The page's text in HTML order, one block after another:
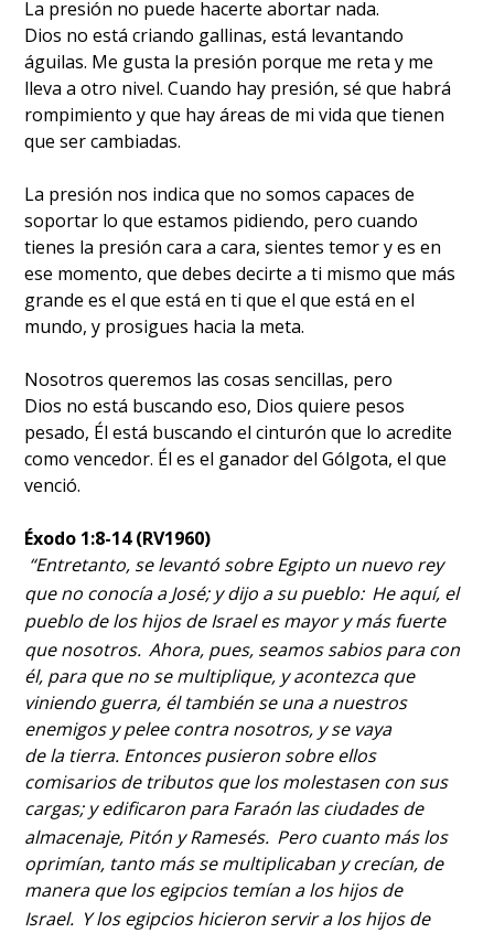
La presión no puede hacerte abortar nada.
Dios no está criando gallinas, está levantando
águilas. Me gusta la presión porque me reta y me
lleva a otro nivel. Cuando hay presión, sé que habrá
rompimiento y que hay áreas de mi vida que tienen
que ser cambiadas.
La presión nos indica que no somos capaces de
soportar lo que estamos pidiendo, pero cuando
tienes la presión cara a cara, sientes temor y es en
ese momento, que debes decirte a ti mismo que más
grande es el que está en ti que el que está en el
mundo, y prosigues hacia la meta.
Nosotros queremos las cosas sencillas, pero
Dios no está buscando eso, Dios quiere pesos
pesado, Él está buscando el cinturón que lo acredite
como vencedor. Él es el ganador del Gólgota, el que
venció.
Éxodo 1:8-14 (RV1960)
“Entretanto, se levantó sobre Egipto un nuevo rey
que no conocía a José; y dijo a su pueblo: He aquí, el
pueblo de los hijos de Israel es mayor y más fuerte
que nosotros. Ahora, pues, seamos sabios para con
él, para que no se multiplique, y acontezca que
viniendo guerra, él también se una a nuestros
enemigos y pelee contra nosotros, y se vaya
de la tierra. Entonces pusieron sobre ellos
comisarios de tributos que los molestasen con sus
cargas; y edificaron para Faraón las ciudades de
almacenaje, Pitón y Ramesés. Pero cuanto más los
oprimían, tanto más se multiplicaban y crecían, de
manera que los egipcios temían a los hijos de
Israel. Y los egipcios hicieron servir a los hijos de